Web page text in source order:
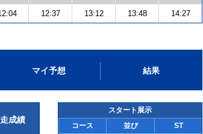
12:37 13:12 13:48 14:27
マイ予想 結果
成績
スタート展示
コース
並び ST